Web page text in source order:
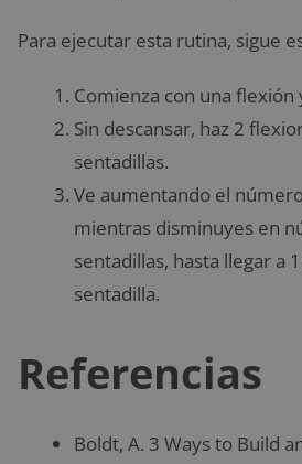
Para ejecutar esta rutina, sigue
Comienza con una flexión
Sin descansar, haz 2
sentadillas.
Ve aumentando el
mientras disminuyes en
sentadillas, hasta llegar a
sentadilla.
Referencias
Boldt, A. 3 Ways to Build